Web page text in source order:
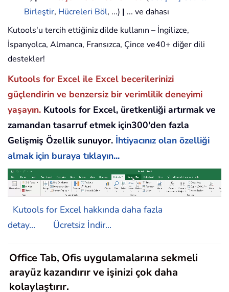
Birleştir, Hücreleri Böl, ...) | ... ve dahası
Kutools'u tercih ettiğiniz dilde kullanın – İngilizce,
İspanyolca, Almanca, Fransızca, Çince ve40+ diğer dili
destekler!
Kutools for Excel ile Excel becerilerinizi
güçlendirin ve benzersiz bir verimlilik deneyimi
yaşayın. Kutools for Excel, üretkenliği artırmak ve
zamandan tasarruf etmek için300'den fazla
Gelişmiş Özellik sunuyor. İhtiyacınız olan özelliği
almak için buraya tıklayın...
Kutools for Excel hakkında daha fazla
detay...
Ücretsiz İndir...
Office Tab, Ofis uygulamalarına sekmeli
arayüz kazandırır ve işinizi çok daha
kolaylaştırır.